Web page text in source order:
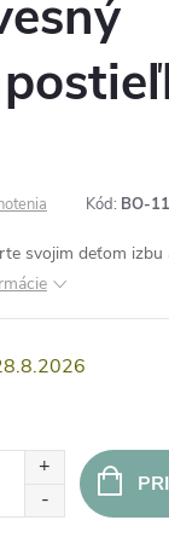
Kód: BO-
svojim deťom izbu